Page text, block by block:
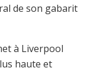
de son gabarit
à Liverpool
haute et